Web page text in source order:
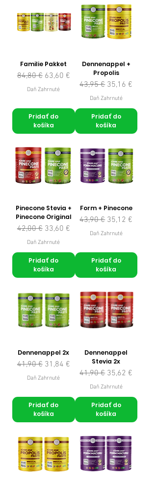
Familie Pakket
Normálna cena
84,80 € Zľavnená cena
63,60 €
Daň Zahrnuté
Pridať do
košíka
Dennenappel +
Propolis
Normálna cena
43,95 € Zľavnená cena
35,16 €
Daň Zahrnuté
Pridať do
košíka
Pinecone Stevia +
Pinecone Original
Normálna cena
42,00 € Zľavnená cena
33,60 €
Daň Zahrnuté
Pridať do
košíka
Form + Pinecone
Normálna cena
43,90 € Zľavnená cena
35,12 €
Daň Zahrnuté
Pridať do
košíka
Dennenappel 2x
Normálna cena
41,90 € Zľavnená cena
31,84 €
Daň Zahrnuté
Pridať do
košíka
Dennenappel
Stevia 2x
Normálna cena
41,90 € Zľavnená cena
35,62 €
Daň Zahrnuté
Pridať do
košíka